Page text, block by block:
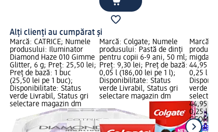
Alți clienți au cumpărat și
Marcă: CATRICE; Numele
produsului: Iluminator
Diamond Haze 010 Gimme
Glitter, 6 g; Preț: 25,50 lei;
Preț de bază: 1 buc
(25,50 lei pe 1 buc);
Disponibilitate: Status
verde Livrabil, Status gri
selectare magazin dm
Marcă: Colgate; Numele
produsului: Pastă de dinți
pentru copii 6-9 ani, 50 ml;
Preț: 9,30 lei; Preț de bază:
0,05 l (186,00 lei pe 1 l);
Disponibilitate: Status
verde Livrabil, Status gri
selectare magazin dm
Marcă:
44,95
0,25 l
verde
44,95 lei
0,25 l
GEOMAR